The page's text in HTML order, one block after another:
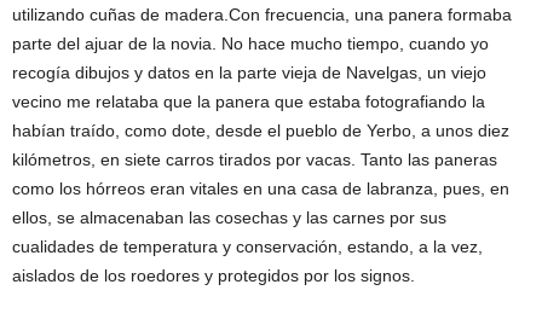
utilizando cuñas de madera.Con frecuencia, una panera formaba
parte del ajuar de la novia. No hace mucho tiempo, cuando yo
recogía dibujos y datos en la parte vieja de Navelgas, un viejo
vecino me relataba que la panera que estaba fotografiando la
habían traído, como dote, desde el pueblo de Yerbo, a unos diez
kilómetros, en siete carros tirados por vacas. Tanto las paneras
como los hórreos eran vitales en una casa de labranza, pues, en
ellos, se almacenaban las cosechas y las carnes por sus
cualidades de temperatura y conservación, estando, a la vez,
aislados de los roedores y protegidos por los signos.